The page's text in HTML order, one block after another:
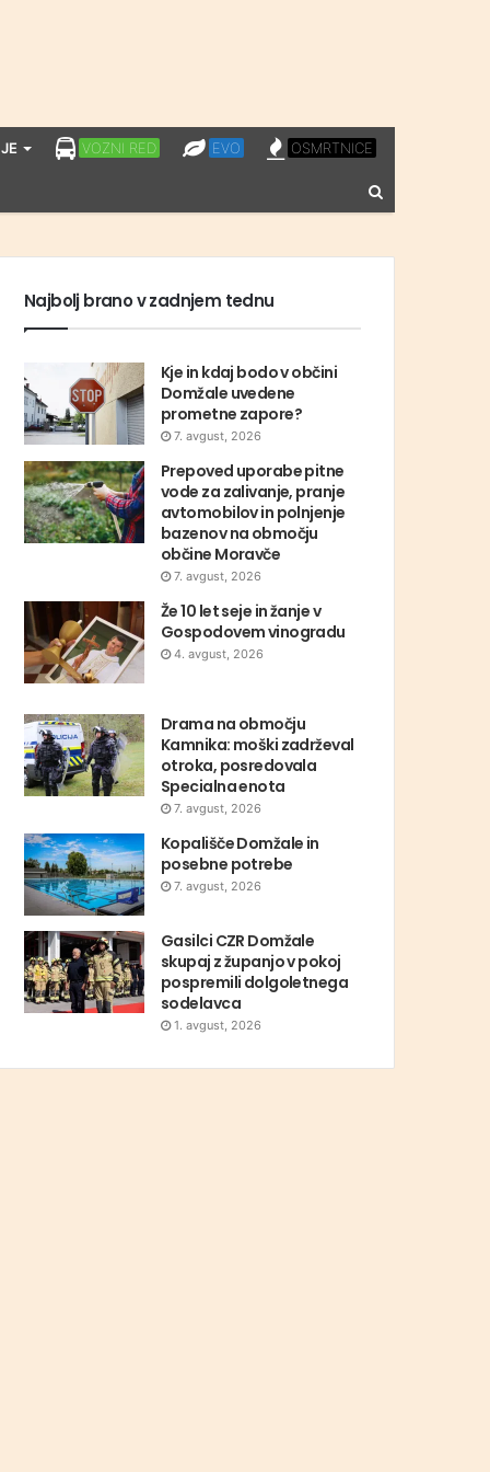
LPP
VOZNI RED EVO
EVO OSMRTNICE
OSMRTNICE
Najbolj brano v zadnjem tednu
Kje in kdaj bodo v občini
Domžale uvedene
prometne zapore?
7. avgust, 2026
Prepoved uporabe pitne
vode za zalivanje, pranje
avtomobilov in polnjenje
bazenov na območju
občine Moravče
7. avgust, 2026
Že 10 let seje in žanje v
Gospodovem vinogradu
4. avgust, 2026
Drama na območju
Kamnika: moški zadrževal
otroka, posredovala
Specialna enota
7. avgust, 2026
Kopališče Domžale in
posebne potrebe
7. avgust, 2026
Gasilci CZR Domžale
skupaj z županjo v pokoj
pospremili dolgoletnega
sodelavca
1. avgust, 2026